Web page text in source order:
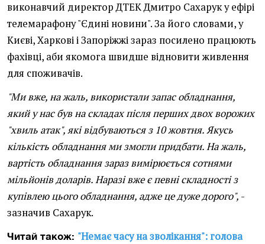
виконавчий директор ДТЕК Дмитро Сахарук у ефірі
телемарафону "Єдині новини". За його словами, у
Києві, Харкові і Запоріжжі зараз посилено працюють
фахівці, аби якомога швидше відновити живлення
для споживачів.
"Ми вже, на жаль, використали запас обладнання,
який у нас був на складах після перших двох ворожих
"хвиль атак", які відбуваються з 10 жовтня. Якусь
кількість обладнання ми змогли придбати. На жаль,
вартість обладнання зараз вимірюється сотнями
мільйонів доларів. Наразі вже є певні складності з
купівлею цього обладнання, адже це дуже дорого", -
зазначив Сахарук.
Читай також: "Немає часу на зволікання": голова